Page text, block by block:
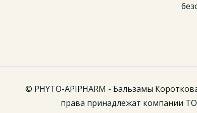
© PHYTO-APIPHARM - Бальзамы
права принадлежат компании